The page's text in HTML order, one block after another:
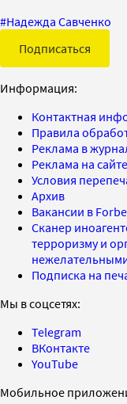
#Надежда Савченко
Подписаться
Информация:
Контактная
Правила
Реклама в
Реклама на сайте
Условия
Архив
Вакансии в
Сканер
терроризму и
Подписка на
Мы в соцсетях:
Telegram
ВКонтакте
YouTube
Мобильное